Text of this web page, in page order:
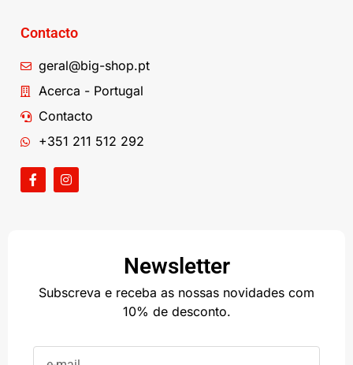
Contacto
geral@big-shop.pt
Acerca - Portugal
Contacto
+351 211 512 292
Newsletter
Subscreva e receba as nossas novidades com
10% de desconto.